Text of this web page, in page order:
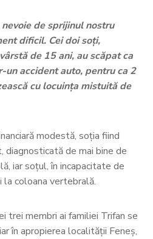
de sprijinul nostru
dificil. Cei doi soți,
de 15 ani, au scăpat ca
accident auto, pentru ca 2
cu locuința mistuită de
modestă, soția fiind
diagnosticată de mai bine de
iar soțul, în incapacitate de
la coloana vertebrală.
trei membri ai familiei Trifan se
în apropierea localității Feneș,